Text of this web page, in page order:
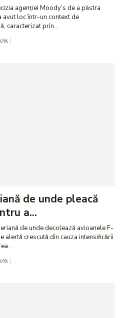
agenției Moody’s de a păstra
avut loc într-un context de
caracterizat prin...
de unde pleacă
a...
de unde decolează avioanele F-
alertă crescută din cauza intensificării